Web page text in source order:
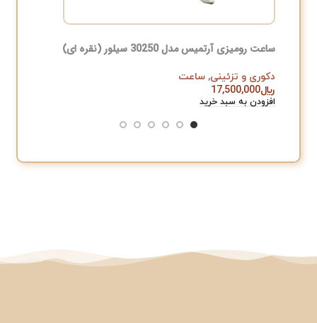
ساعت رومیزی آرتمیس مدل 30250 سیلور (نقره ای)
دکوری و تزئینی, ساعت
﷼17,500,000
افزودن به سبد خرید